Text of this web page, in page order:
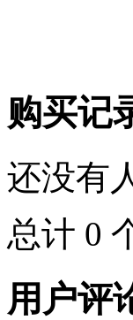
购买记
还没有
总计 0
用户评